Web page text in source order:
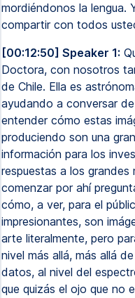
mordiéndonos la lengua.
compartir con todos
[00:12:50] Speaker 1:
Doctora, con nosotros
de Chile. Ella es
ayudando a conversar
entender cómo estas
produciendo son una
información para los
respuestas a los grandes
comenzar por ahí
cómo, a ver, para el
impresionantes, son
arte literalmente, pero
nivel más allá, más allá
datos, al nivel del
que quizás el ojo que no